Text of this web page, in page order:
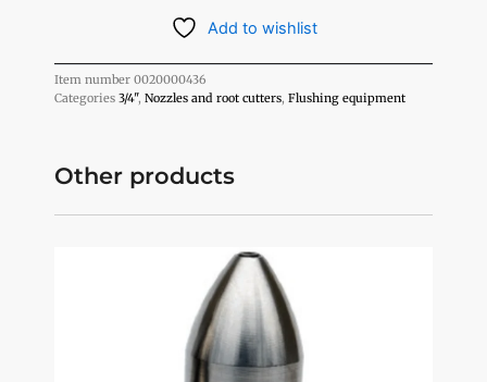
Add to wishlist
Item number 0020000436
Categories 3/4", Nozzles and root cutters, Flushing equipment
Other products